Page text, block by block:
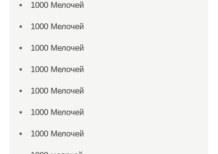
1000 Мелочей
1000 Мелочей
1000 Мелочей
1000 Мелочей
1000 Мелочей
1000 Мелочей
1000 Мелочей